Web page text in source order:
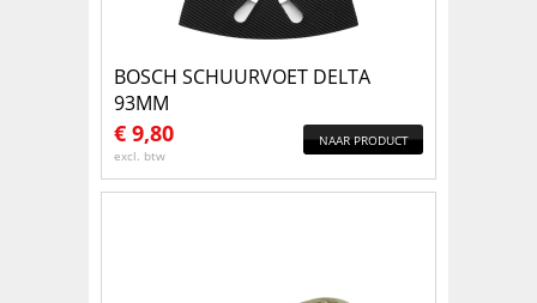
BOSCH SCHUURVOET DELTA
93MM
€ 9,80
excl. btw
NAAR PRODUCT